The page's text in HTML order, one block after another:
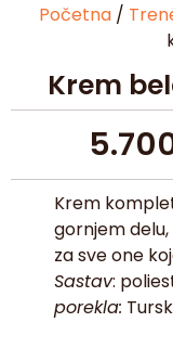
Početna /
Krem
Krem
gornjem
za sve one
Sastav:
porekla: